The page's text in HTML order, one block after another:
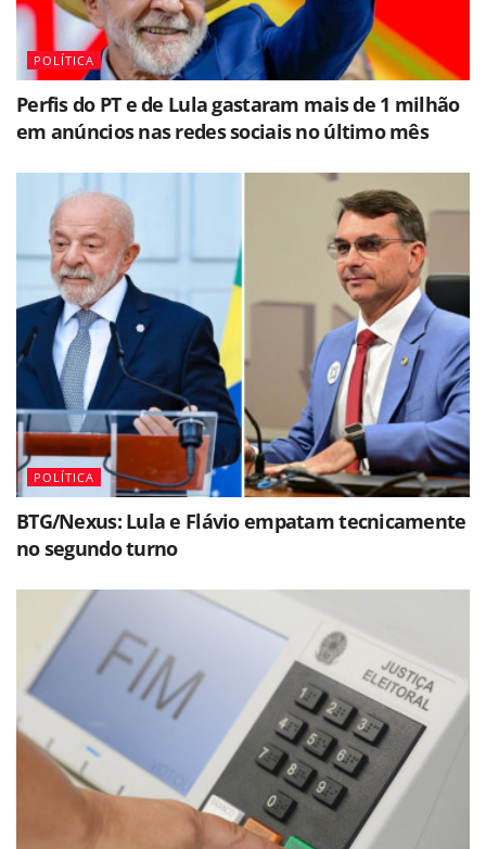
POLÍTICA
Perfis do PT e de Lula gastaram mais de 1 milhão
em anúncios nas redes sociais no último mês
POLÍTICA
BTG/Nexus: Lula e Flávio empatam tecnicamente
no segundo turno